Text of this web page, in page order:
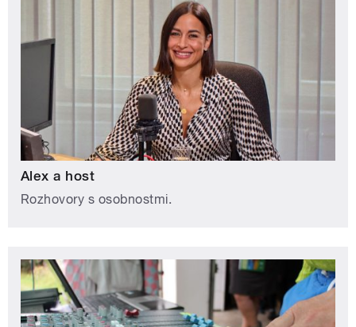
Alex a host
Rozhovory s osobnostmi.